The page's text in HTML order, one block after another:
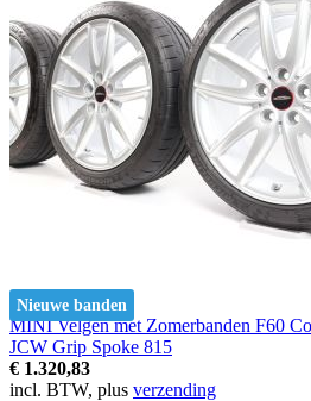
Nieuwe banden
MINI Velgen met Zomerbanden F60
JCW Grip Spoke 815
€ 1.320,83
incl. BTW, plus verzending